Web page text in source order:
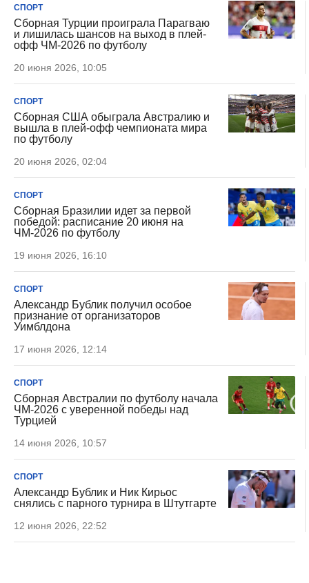
СПОРТ
Сборная Турции проиграла Парагваю
и лишилась шансов на выход в плей-
офф ЧМ-2026 по футболу
20 июня 2026, 10:05
СПОРТ
Сборная США обыграла Австралию и
вышла в плей-офф чемпионата мира
по футболу
20 июня 2026, 02:04
СПОРТ
Сборная Бразилии идет за первой
победой: расписание 20 июня на
ЧМ-2026 по футболу
19 июня 2026, 16:10
СПОРТ
Александр Бублик получил особое
признание от организаторов
Уимблдона
17 июня 2026, 12:14
СПОРТ
Сборная Австралии по футболу начала
ЧМ-2026 с уверенной победы над
Турцией
14 июня 2026, 10:57
СПОРТ
Александр Бублик и Ник Кирьос
снялись с парного турнира в Штутгарте
12 июня 2026, 22:52